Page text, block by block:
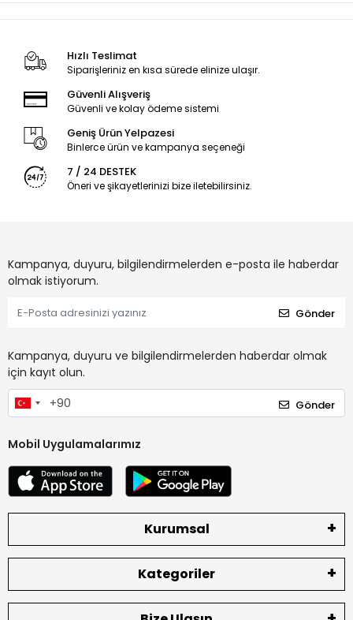
Hızlı Teslimat
Siparişleriniz en kısa sürede elinize ulaşır.
Güvenli Alışveriş
Güvenli ve kolay ödeme sistemi
Geniş Ürün Yelpazesi
Binlerce ürün ve kampanya seçeneği
7 / 24 DESTEK
Öneri ve şikayetlerinizi bize iletebilirsiniz.
Kampanya, duyuru, bilgilendirmelerden e-posta ile haberdar
olmak istiyorum.
Gönder
Kampanya, duyuru ve bilgilendirmelerden haberdar olmak
için kayıt olun.
Gönder
Mobil Uygulamalarımız
Kurumsal
Kategoriler